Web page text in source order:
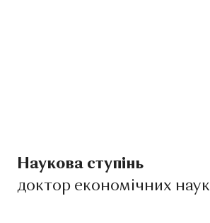
Наукова ступінь
доктор економічних наук